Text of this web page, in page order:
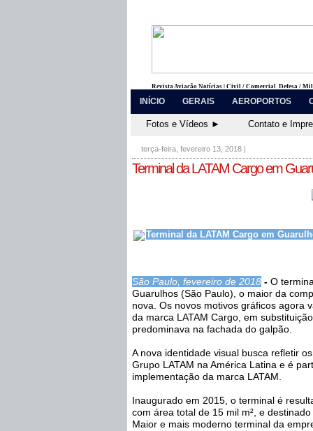
Revista Aviação Notícias | Civil / Comercial, Defesa /
INÍCIO GERAIS AEROPORTOS
Fotos e Vídeos ► Contato e
terça-feira, fevereiro 13, 2018 |
Terminal da LATAM Cargo em
Terminal da LATAM Cargo em
São Paulo, fevereiro de 2018 - O
Guarulhos (São Paulo), o maior da
nova. Os novos motivos gráficos agora
da marca LATAM Cargo, em
predominava na fachada do galpão.
A nova identidade visual busca refletir
Grupo LATAM na América Latina e é
implementação da marca LATAM.
Inaugurado em 2015, o terminal é
com área total de 15 mil m², e
Maior e mais moderno terminal da